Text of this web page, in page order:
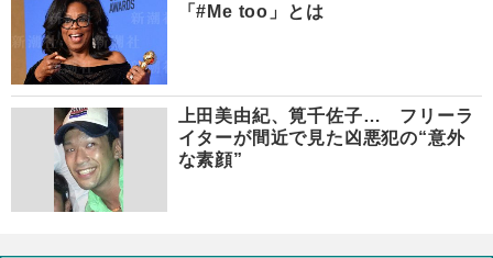
「#Me too」とは
上田美由紀、筧千佐子… フリーラ
イターが間近で見た凶悪犯の“意外
な素顔”